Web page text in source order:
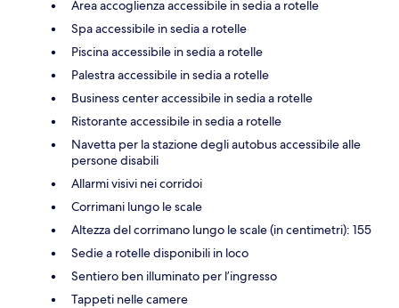
Area accoglienza accessibile in sedia a rotelle
Spa accessibile in sedia a rotelle
Piscina accessibile in sedia a rotelle
Palestra accessibile in sedia a rotelle
Business center accessibile in sedia a rotelle
Ristorante accessibile in sedia a rotelle
Navetta per la stazione degli autobus accessibile alle
persone disabili
Allarmi visivi nei corridoi
Corrimani lungo le scale
Altezza del corrimano lungo le scale (in centimetri): 155
Sedie a rotelle disponibili in loco
Sentiero ben illuminato per l’ingresso
Tappeti nelle camere